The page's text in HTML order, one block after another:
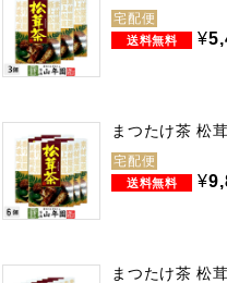
宅配便
¥
まつたけ茶 松
宅配便
¥
まつたけ茶 松